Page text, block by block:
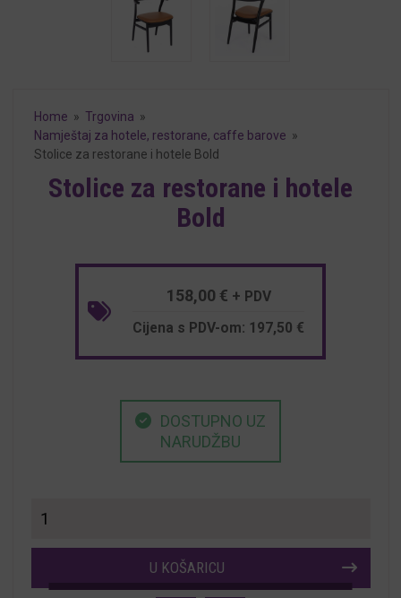
Home » Trgovina »
Namještaj za hotele, restorane, caffe barove »
Stolice za restorane i hotele Bold
Stolice za restorane i hotele
Bold
158,00 € + PDV
Cijena s PDV-om: 197,50 €
DOSTUPNO UZ
NARUDŽBU
za
restorane
hotele
U KOŠARICU